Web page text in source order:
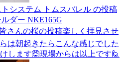
システム トムスバレル の投稿
ダー NKE165G
さんの桜の投稿楽しく拝見させ
は朝起きたらこんな感じでした
します🙆現場からは以上です🙋